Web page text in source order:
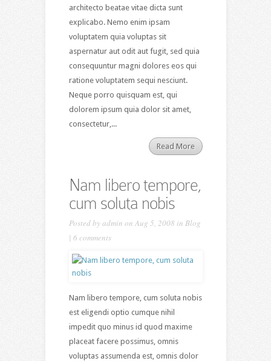
architecto beatae vitae dicta sunt
explicabo. Nemo enim ipsam
voluptatem quia voluptas sit
aspernatur aut odit aut fugit, sed quia
consequuntur magni dolores eos qui
ratione voluptatem sequi nesciunt.
Neque porro quisquam est, qui
dolorem ipsum quia dolor sit amet,
consectetur,...
Read More
Nam libero tempore,
cum soluta nobis
Posted byadmin on Aug 5, 2008 in Blog
| 6 comments
Nam libero tempore, cum soluta nobis
est eligendi optio cumque nihil
impedit quo minus id quod maxime
placeat facere possimus, omnis
voluptas assumenda est, omnis dolor